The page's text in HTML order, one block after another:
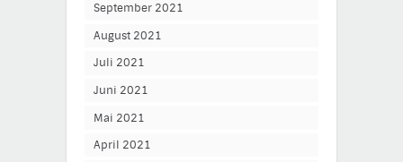
September 2021
August 2021
Juli 2021
Juni 2021
Mai 2021
April 2021